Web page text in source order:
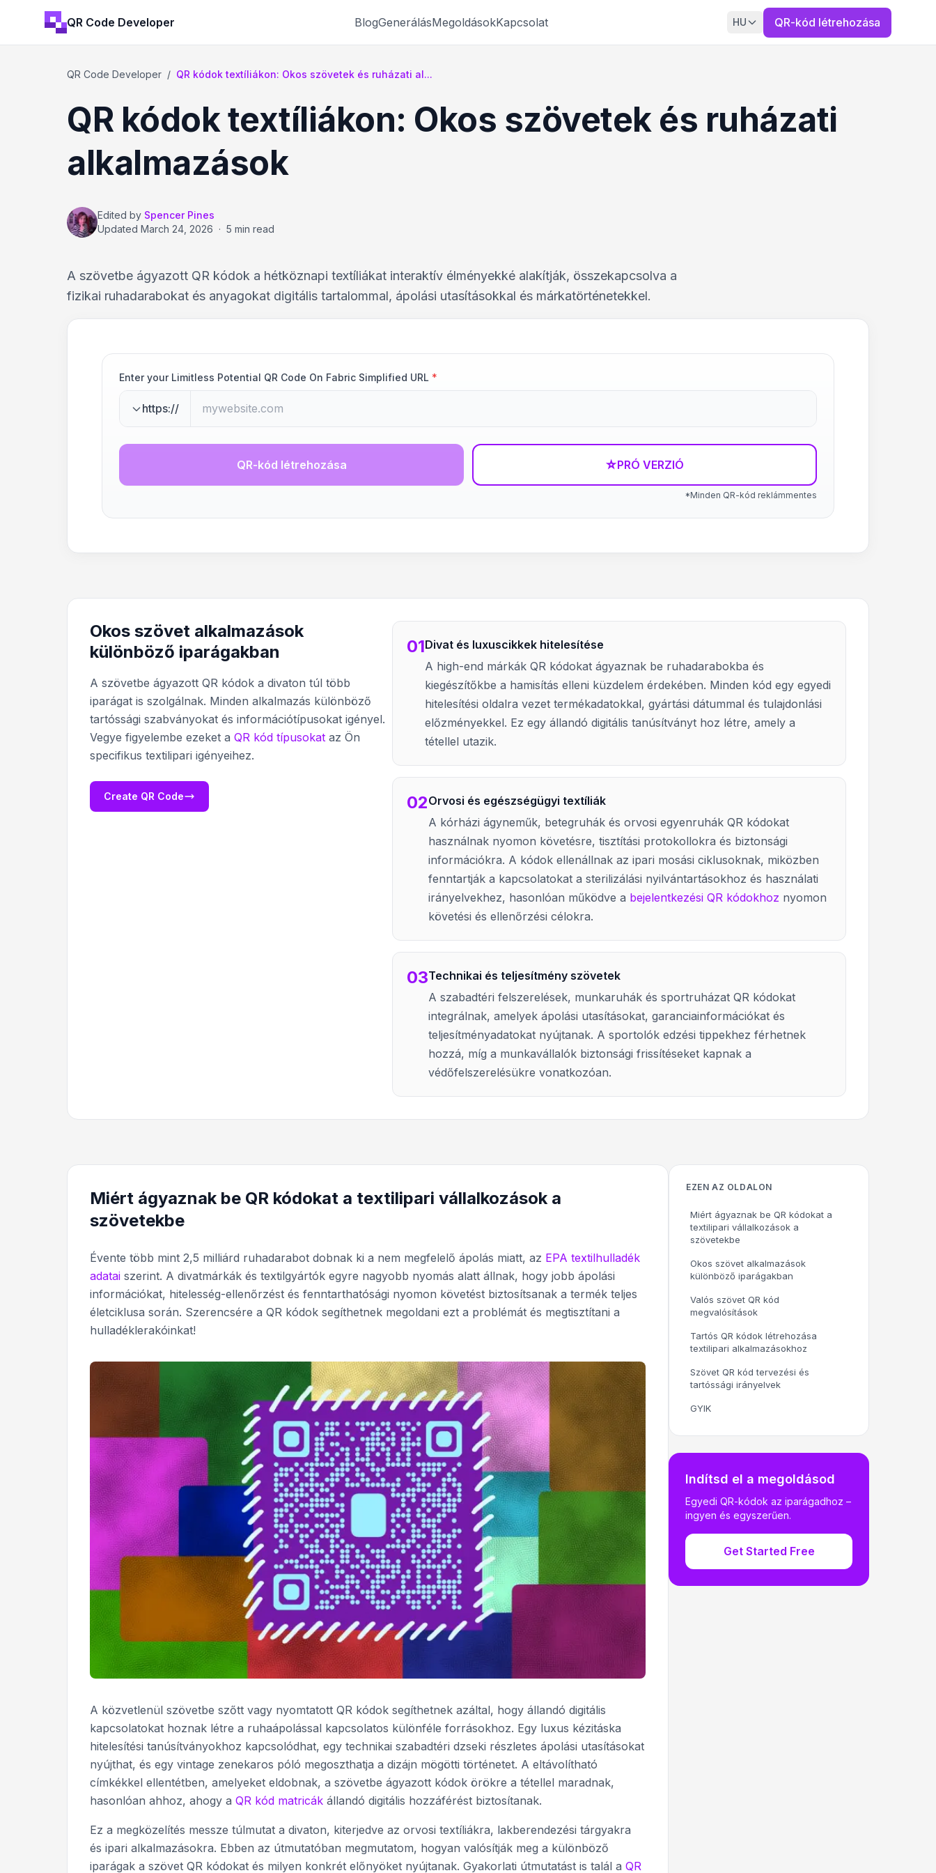
QR Code Developer BlogGenerálásMegoldásokKapcsolat HU QR-kód létrehozása
QR Code Developer / QR kódok textíliákon: Okos szövetek és ruházati al...
QR kódok textíliákon: Okos szövetek és ruházati
alkalmazások
Edited by Spencer Pines
Updated March 24, 2026 · 5 min read
A szövetbe ágyazott QR kódok a hétköznapi textíliákat interaktív élményekké alakítják, összekapcsolva a
fizikai ruhadarabokat és anyagokat digitális tartalommal, ápolási utasításokkal és márkatörténetekkel.
Enter your Limitless Potential QR Code On Fabric Simplified URL *
https://
QR-kód létrehozása ☆PRÓ VERZIÓ
*Minden QR-kód reklámmentes
Okos szövet alkalmazások
különböző iparágakban
A szövetbe ágyazott QR kódok a divaton túl több
iparágat is szolgálnak. Minden alkalmazás különböző
tartóssági szabványokat és információtípusokat igényel.
Vegye figyelembe ezeket a QR kód típusokat az Ön
specifikus textilipari igényeihez.
Create QR Code
01Divat és luxuscikkek hitelesítése
A high-end márkák QR kódokat ágyaznak be ruhadarabokba és
kiegészítőkbe a hamisítás elleni küzdelem érdekében. Minden kód egy egyedi
hitelesítési oldalra vezet termékadatokkal, gyártási dátummal és tulajdonlási
előzményekkel. Ez egy állandó digitális tanúsítványt hoz létre, amely a
tétellel utazik.
02Orvosi és egészségügyi textíliák
A kórházi ágyneműk, betegruhák és orvosi egyenruhák QR kódokat
használnak nyomon követésre, tisztítási protokollokra és biztonsági
információkra. A kódok ellenállnak az ipari mosási ciklusoknak, miközben
fenntartják a kapcsolatokat a sterilizálási nyilvántartásokhoz és használati
irányelvekhez, hasonlóan működve a bejelentkezési QR kódokhoz nyomon
követési és ellenőrzési célokra.
03Technikai és teljesítmény szövetek
A szabadtéri felszerelések, munkaruhák és sportruházat QR kódokat
integrálnak, amelyek ápolási utasításokat, garanciainformációkat és
teljesítményadatokat nyújtanak. A sportolók edzési tippekhez férhetnek
hozzá, míg a munkavállalók biztonsági frissítéseket kapnak a
védőfelszerelésükre vonatkozóan.
Miért ágyaznak be QR kódokat a textilipari vállalkozások a
szövetekbe
Évente több mint 2,5 milliárd ruhadarabot dobnak ki a nem megfelelő ápolás miatt, az EPA textilhulladék
adatai szerint. A divatmárkák és textilgyártók egyre nagyobb nyomás alatt állnak, hogy jobb ápolási
információkat, hitelesség-ellenőrzést és fenntarthatósági nyomon követést biztosítsanak a termék teljes
életciklusa során. Szerencsére a QR kódok segíthetnek megoldani ezt a problémát és megtisztítani a
hulladéklerakóinkat!
A közvetlenül szövetbe szőtt vagy nyomtatott QR kódok segíthetnek azáltal, hogy állandó digitális
kapcsolatokat hoznak létre a ruhaápolással kapcsolatos különféle forrásokhoz. Egy luxus kézitáska
hitelesítési tanúsítványokhoz kapcsolódhat, egy technikai szabadtéri dzseki részletes ápolási utasításokat
nyújthat, és egy vintage zenekaros póló megoszthatja a dizájn mögötti történetet. A eltávolítható
címkékkel ellentétben, amelyeket eldobnak, a szövetbe ágyazott kódok örökre a tétellel maradnak,
hasonlóan ahhoz, ahogy a QR kód matricák állandó digitális hozzáférést biztosítanak.
Ez a megközelítés messze túlmutat a divaton, kiterjedve az orvosi textíliákra, lakberendezési tárgyakra
és ipari alkalmazásokra. Ebben az útmutatóban megmutatom, hogyan valósítják meg a különböző
iparágak a szövet QR kódokat és milyen konkrét előnyöket nyújtanak. Gyakorlati útmutatást is talál a QR
EZEN AZ OLDALON
Miért ágyaznak be QR kódokat a
textilipari vállalkozások a
szövetekbe
Okos szövet alkalmazások
különböző iparágakban
Valós szövet QR kód
megvalósítások
Tartós QR kódok létrehozása
textilipari alkalmazásokhoz
Szövet QR kód tervezési és
tartóssági irányelvek
GYIK
Indítsd el a megoldásod
Egyedi QR-kódok az iparágadhoz –
ingyen és egyszerűen.
Get Started Free